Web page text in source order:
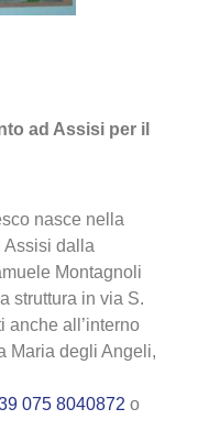
ad Assisi per il
nasce nella
Assisi dalla
Montagnoli
struttura in via S.
anche all’interno
Maria degli Angeli,
075 8040872 o